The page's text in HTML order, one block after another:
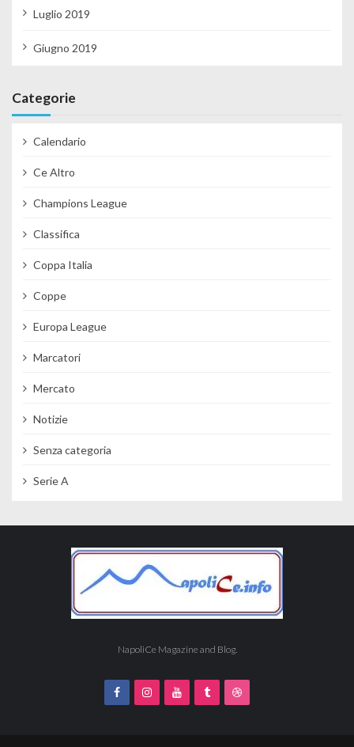
Luglio 2019
Giugno 2019
Categorie
Calendario
Ce Altro
Champions League
Classifica
Coppa Italia
Coppe
Europa League
Marcatori
Mercato
Notizie
Senza categoria
Serie A
NapoliCe Magazine and Blog.